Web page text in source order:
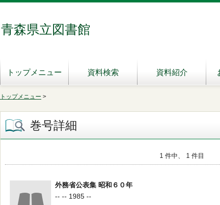
青森県立図書館
トップメニュー 資料検索 資料紹介
トップメニュー >
巻号詳細
1 件中、 1 件目
外務省公表集 昭和６０年
-- -- 1985 --